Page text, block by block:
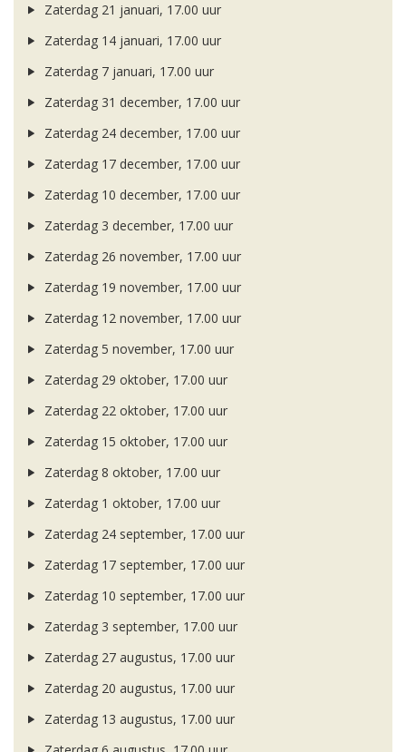
Zaterdag 21 januari, 17.00 uur
Zaterdag 14 januari, 17.00 uur
Zaterdag 7 januari, 17.00 uur
Zaterdag 31 december, 17.00 uur
Zaterdag 24 december, 17.00 uur
Zaterdag 17 december, 17.00 uur
Zaterdag 10 december, 17.00 uur
Zaterdag 3 december, 17.00 uur
Zaterdag 26 november, 17.00 uur
Zaterdag 19 november, 17.00 uur
Zaterdag 12 november, 17.00 uur
Zaterdag 5 november, 17.00 uur
Zaterdag 29 oktober, 17.00 uur
Zaterdag 22 oktober, 17.00 uur
Zaterdag 15 oktober, 17.00 uur
Zaterdag 8 oktober, 17.00 uur
Zaterdag 1 oktober, 17.00 uur
Zaterdag 24 september, 17.00 uur
Zaterdag 17 september, 17.00 uur
Zaterdag 10 september, 17.00 uur
Zaterdag 3 september, 17.00 uur
Zaterdag 27 augustus, 17.00 uur
Zaterdag 20 augustus, 17.00 uur
Zaterdag 13 augustus, 17.00 uur